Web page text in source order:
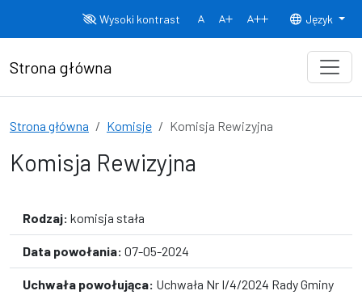
Wysoki kontrast
Normalny rozmiar czcionki
Rozmiar czcionki 150% Rozmiar
Język
Strona główna
Strona główna Komisje Komisja Rewizyjna
Komisja Rewizyjna
Rodzaj: komisja stała
Data powołania: 07-05-2024
Uchwała powołująca: Uchwała Nr I/4/2024 Rady Gminy